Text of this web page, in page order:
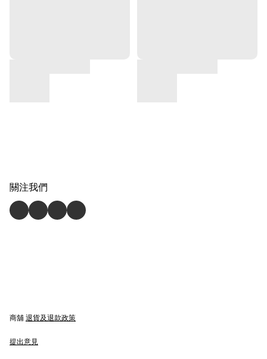
關注我們
商舖退貨及退款政策
提出意見